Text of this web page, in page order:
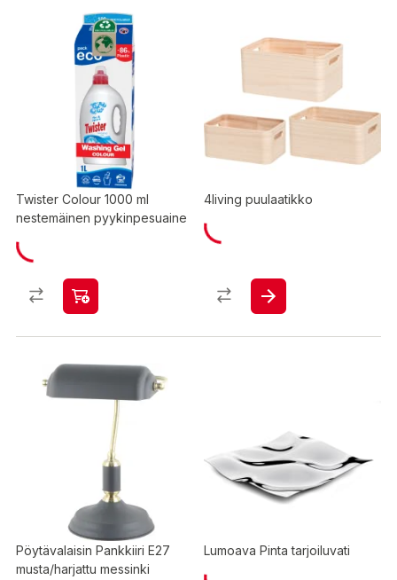
Twister Colour 1000 ml
nestemäinen pyykinpesuaine
4living puulaatikko
Pöytävalaisin Pankkiiri E27
musta/harjattu messinki
Lumoava Pinta tarjoiluvati